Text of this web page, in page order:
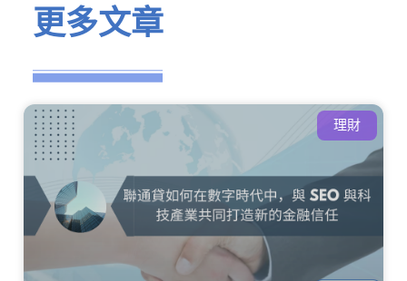
更多文章
理財